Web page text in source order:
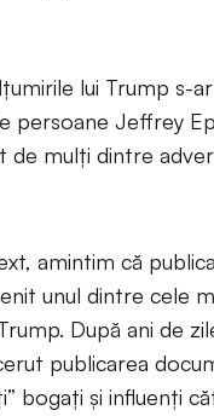
lui Trump s-
persoane Jeffrey
de mulți dintre
amintim că
unul dintre cele
După ani de
publicarea
bogați și influenți